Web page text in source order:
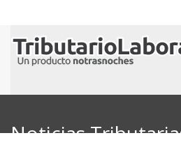
Noticias